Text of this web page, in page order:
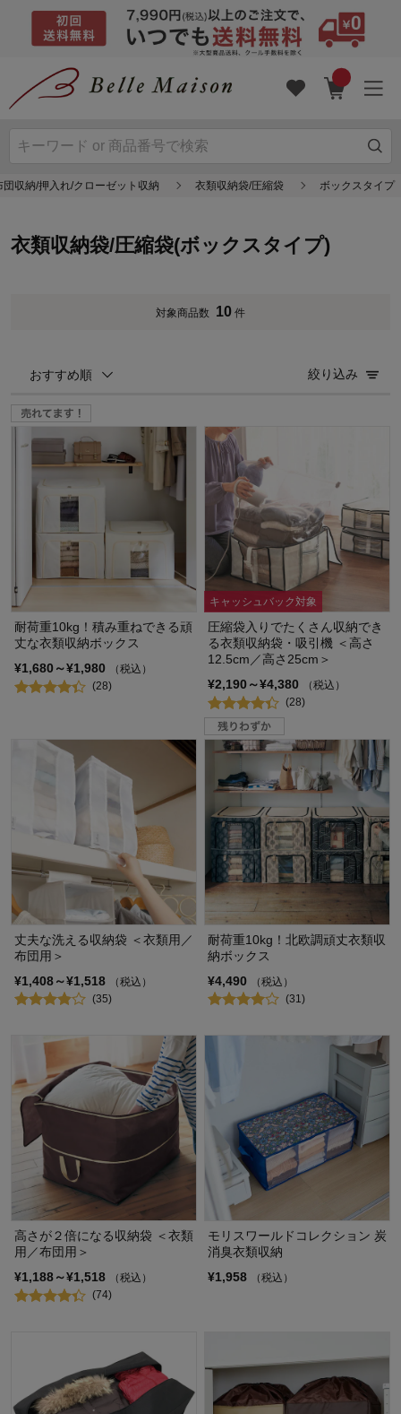
団収納/押入れ/クローゼット収納 衣類収納袋/圧縮袋 ボックスタイプ
衣類収納袋/圧縮袋(ボックスタイプ)
対象商品数 10 件
おすすめ順 絞り込み
耐荷重10kg！積み重ねできる頑
丈な衣類収納ボックス
¥1,680～¥1,980
（税込）
(28)
キャッシュバック対象
圧縮袋入りでたくさん収納でき
る衣類収納袋・吸引機 ＜高さ
12.5cm／高さ25cm＞
¥2,190～¥4,380
（税込）
(28)
丈夫な洗える収納袋 ＜衣類用／
布団用＞
¥1,408～¥1,518
（税込）
(35)
耐荷重10kg！北欧調頑丈衣類収
納ボックス
¥4,490
（税込）
(31)
高さが２倍になる収納袋 ＜衣類
用／布団用＞
¥1,188～¥1,518
（税込）
(74)
モリスワールドコレクション 炭
消臭衣類収納
¥1,958
（税込）